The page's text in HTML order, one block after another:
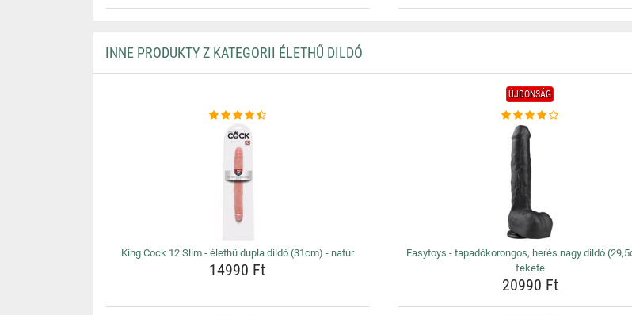
INNE PRODUKTY Z KATEGORII ÉLETHŰ DILDÓ
King Cock 12 Slim - élethű dupla dildó (31cm) - natúr
14990 Ft
ÚJDONSÁG
Easytoys - tapadókorongos, herés nagy dildó
fekete
20990 Ft